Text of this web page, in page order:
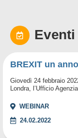
BREXIT un
Giovedì 24 febbraio
Londra, l’Ufficio Agenzia
WEBINAR
24.02.2022